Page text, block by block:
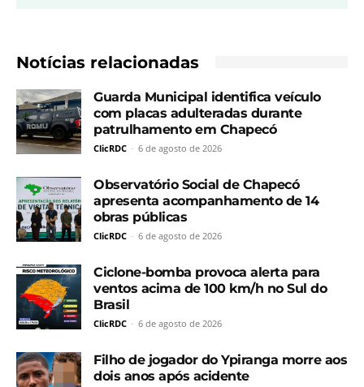
Notícias relacionadas
Guarda Municipal identifica veículo
com placas adulteradas durante
patrulhamento em Chapecó
ClicRDC - 6 de agosto de 2026
Observatório Social de Chapecó
apresenta acompanhamento de 14
obras públicas
ClicRDC - 6 de agosto de 2026
Ciclone-bomba provoca alerta para
ventos acima de 100 km/h no Sul do
Brasil
ClicRDC - 6 de agosto de 2026
Filho de jogador do Ypiranga morre aos
dois anos após acidente